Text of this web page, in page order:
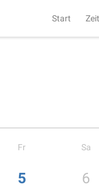
Start
Fr Sa
5 6